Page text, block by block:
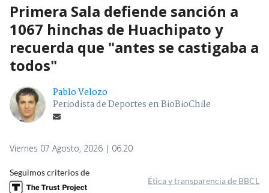
Primera Sala defiende sanción a
1067 hinchas de Huachipato y
recuerda que "antes se castigaba a
todos"
Pablo Velozo
Periodista de Deportes en BioBioChile
Viernes 07 Agosto, 2026 | 06:20
Seguimos criterios de
Ética y transparencia de BBCL